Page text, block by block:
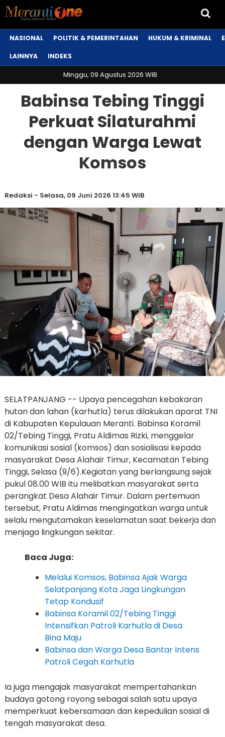
NASIONAL POLITIK & PEMERINTAHAN HUKUM & KRIMINAL
LAINNYA INDEKS
Minggu, 09 Agustus 2026 WIB
Babinsa Tebing Tinggi
Perkuat Silaturahmi
dengan Warga Lewat
Komsos
Redaksi - Selasa, 09 Juni 2026 13:45 WIB
SELATPANJANG -- Upaya pencegahan kebakaran
hutan dan lahan (karhutla) terus dilakukan aparat TNI
di Kabupaten Kepulauan Meranti. Babinsa Koramil
02/Tebing Tinggi, Pratu Aldimas Rizki, menggelar
komunikasi sosial (komsos) dan sosialisasi kepada
masyarakat Desa Alahair Timur, Kecamatan Tebing
Tinggi, Selasa (9/6).Kegiatan yang berlangsung sejak
pukul 08.00 WIB itu melibatkan masyarakat serta
perangkat Desa Alahair Timur. Dalam pertemuan
tersebut, Pratu Aldimas mengingatkan warga untuk
selalu mengutamakan keselamatan saat bekerja dan
menjaga lingkungan sekitar.
Baca Juga:
Melalui Komsos, Babinsa Ajak Warga
Selatpanjang Kota Jaga Lingkungan
Tetap Kondusif
Babinsa Koramil 02/Tebing Tinggi
Intensifkan Patroli Karhutla di Desa
Bina Maju
Babinsa dan Warga Desa Bantar Intens
Patroli Cegah Karhutla
Ia juga mengajak masyarakat mempertahankan
budaya gotong royong sebagai salah satu upaya
memperkuat kebersamaan dan kepedulian sosial di
tengah masyarakat desa.